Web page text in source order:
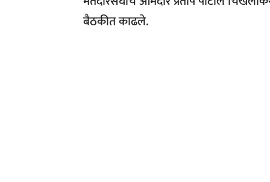
बैठकीत काढले.